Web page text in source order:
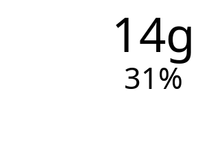
14g
31%